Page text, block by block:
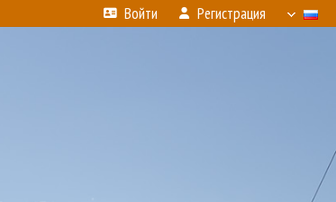
Войти Регистрация